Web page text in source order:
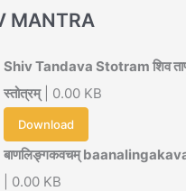
MANTRA
Shiv Tandava Stotram शिव
स्तोत्रम्| 0.00 KB
Download
बाणलिङ्गकवचम्
| 0.00 KB